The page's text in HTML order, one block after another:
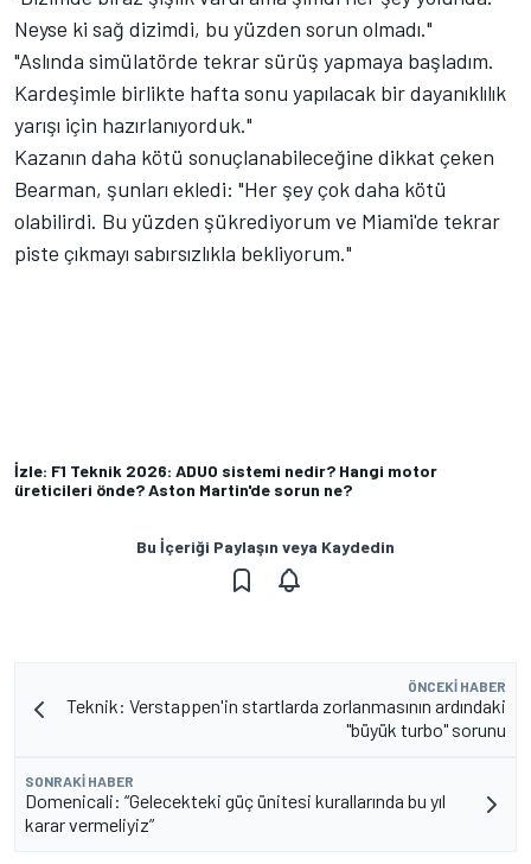
Neyse ki sağ dizimdi, bu yüzden sorun olmadı."
"Aslında simülatörde tekrar sürüş yapmaya başladım.
Kardeşimle birlikte hafta sonu yapılacak bir dayanıklılık
yarışı için hazırlanıyorduk."
Kazanın daha kötü sonuçlanabileceğine dikkat çeken
Bearman, şunları ekledi: "Her şey çok daha kötü
olabilirdi. Bu yüzden şükrediyorum ve Miami'de tekrar
piste çıkmayı sabırsızlıkla bekliyorum."
İzle: F1 Teknik 2026: ADUO sistemi nedir? Hangi motor
üreticileri önde? Aston Martin'de sorun ne?
Bu İçeriği Paylaşın veya Kaydedin
ÖNCEKI HABER
Teknik: Verstappen'in startlarda zorlanmasının ardındaki
"büyük turbo" sorunu
SONRAKI HABER
Domenicali: “Gelecekteki güç ünitesi kurallarında bu yıl
karar vermeliyiz”